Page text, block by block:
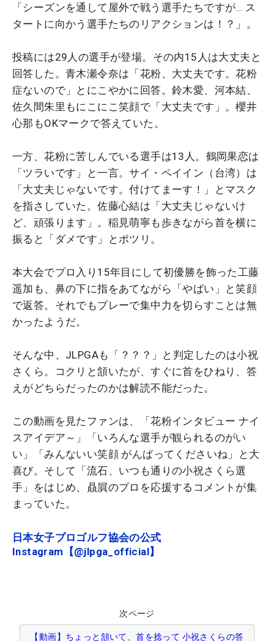
「シーズンを通して屋外で戦う選手たちですが… ス
タートに向かう選手たちのリアクションは！？」。
投稿には29人の選手が登場。その内15人は大丈夫と
回答した。青木瀬令奈は「花粉、大丈夫です。花粉
症ないので」とにこやかに回答。鈴木愛、河本結、
佐久間朱里もにこにこ笑顔で「大丈夫です」。櫻井
心那もOKマークで答えていた。
一方、花粉に苦しんでいる選手は13人。鶴岡果恋は
「ツラいです」と一言。サイ・ペイイン（台湾）は
「大丈夫じゃないです。付けてまーす！」とマスク
を指さしていた。佐藤心結は「大丈夫じゃないけ
ど、頑張ります」。稲見萌寧も歩きながら首を横に
振ると「ダメです」とポツリ。
本大会でプロ入り15年目にして初優勝を飾った工藤
遥加も、鼻の下に指をあてながら「やばい」と笑顔
で返答。それでもプレーで集中力を切らすことは無
かったようだ。
そんな中、JLPGAも「？？？」と判定したのは小祝
さくら。コクリと頷いたが、すぐに首をひねり、答
えがどちらだったのかは解読不能だった。
この動画を見たファンは、「花粉インタビュー ナイ
スアイデア～」「いろんな選手が観られるのがい
い」「みんないい笑顔 がんばってくださいね」と大
喜び。そして「流石、いつも通りの小祝さくら選
手」をはじめ、贔屓のプロを応援するコメントが集
まっていた。
日本女子プロゴルフ協会の公式
Instagram【@jlpga_official】
次ページ
【動画】ちょっと頷いて、首を捻って 小祝さくらの答